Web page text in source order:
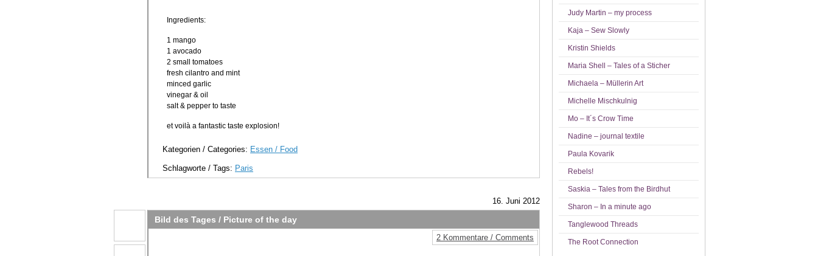
Judy Martin – my process
Kaja – Sew Slowly
Kristin Shields
Maria Shell – Tales of a Sticher
Michaela – Müllerin Art
Michelle Mischkulnig
Mo – It´s Crow Time
Nadine – journal textile
Paula Kovarik
Rebels!
Saskia – Tales from the Birdhut
Sharon – In a minute ago
Tanglewood Threads
The Root Connection
Ingredients:
1 mango
1 avocado
2 small tomatoes
fresh cilantro and mint
minced garlic
vinegar & oil
salt & pepper to taste
et voilà a fantastic taste explosion!
Kategorien / Categories: Essen / Food
Schlagworte / Tags: Paris
16. Juni 2012
Bild des Tages / Picture of the day
2 Kommentare / Comments